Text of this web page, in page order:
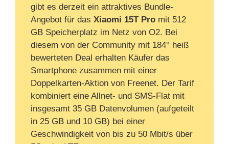
gibt es derzeit ein attraktives Bundle-
Angebot für das Xiaomi 15T Pro mit 512
GB Speicherplatz im Netz von O2. Bei
diesem von der Community mit 184° heiß
bewerteten Deal erhalten Käufer das
Smartphone zusammen mit einer
Doppelkarten-Aktion von Freenet. Der Tarif
kombiniert eine Allnet- und SMS-Flat mit
insgesamt 35 GB Datenvolumen (aufgeteilt
in 25 GB und 10 GB) bei einer
Geschwindigkeit von bis zu 50 Mbit/s über